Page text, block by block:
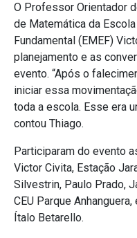
O Professor Orientador
de Matemática da
Fundamental (EMEF)
planejamento e as
evento. “Após o
iniciar essa
toda a escola. Esse era
contou Thiago.
Participaram do evento
Victor Civita, Estação
Silvestrin, Paulo Prado,
CEU Parque
Ítalo Betarello.